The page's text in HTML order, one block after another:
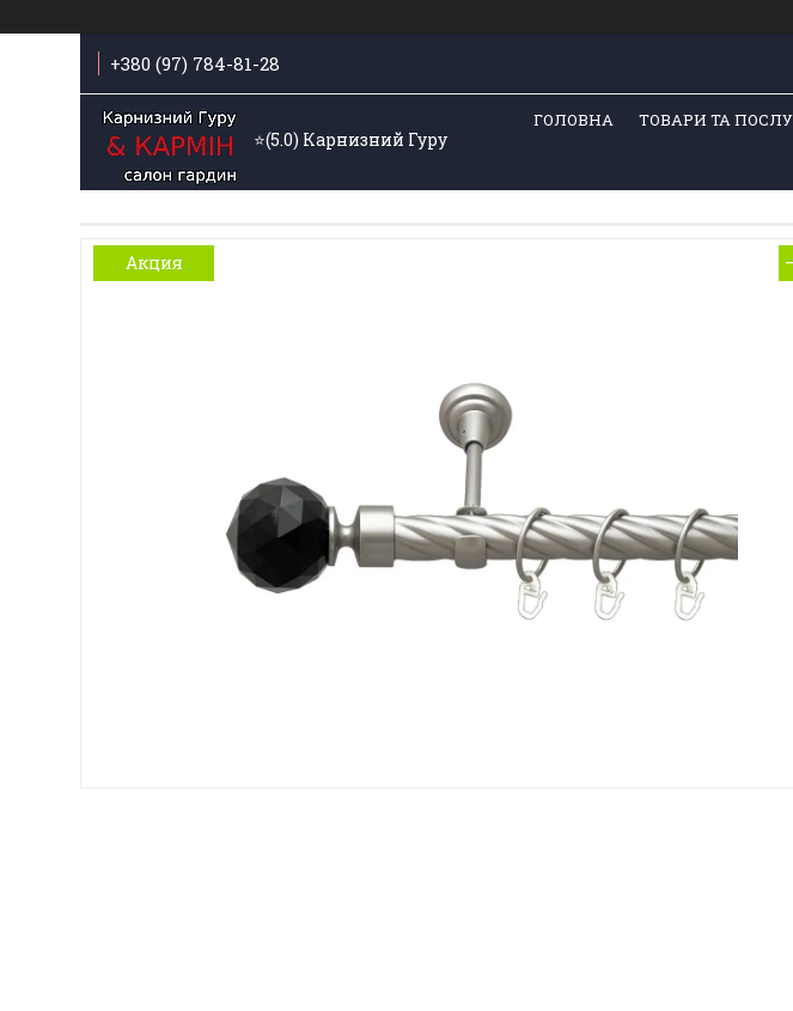
+380 (97) 784-81-28
⭐️(5.0) Карнизний Гуру
ГОЛОВНА ТОВАРИ ТА
Акция